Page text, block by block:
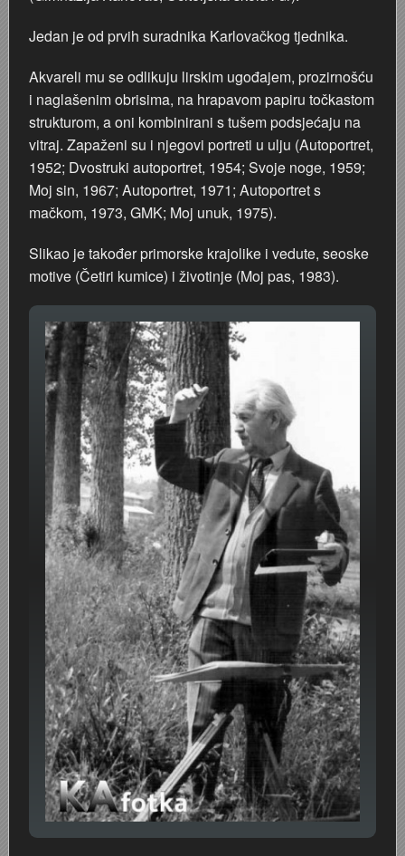
Staklana u Radićevoj ulici
Moda '60-tih
Štafeta mladosti
Regata na Kupi 1977.
Priredba u vrtiću 1972. godina
Primanje u pionire 29. XI 1977.
Povratak s posla
Poplava 1966.
Poduzeće ELEKTRON
Plesna škola u Hrvatskom domu 1979.
P(j)eskari na Kupi
Otvaranje Muzeja Ribar u Vukmaniću 1968.
Nedjeljko Fak
Motocross na Starom gradu Dubovcu
Motocross na Šancu
Jedan je od prvih suradnika Karlovačkog tjednika.
Akvareli mu se odlikuju lirskim ugođajem, prozirnošću
i naglašenim obrisima, na hrapavom papiru točkastom
strukturom, a oni kombinirani s tušem podsjećaju na
vitraj. Zapaženi su i njegovi portreti u ulju (Autoportret,
1952; Dvostruki autoportret, 1954; Svoje noge, 1959;
Moj sin, 1967; Autoportret, 1971; Autoportret s
mačkom, 1973, GMK; Moj unuk, 1975).
Slikao je također primorske krajolike i vedute, seoske
motive (Četiri kumice) i životinje (Moj pas, 1983).